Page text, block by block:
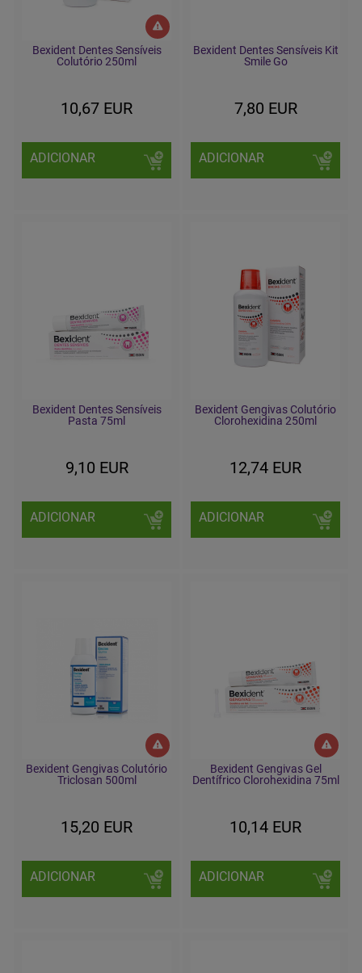
Bexident Dentes Sensíveis
Colutório 250ml
10,67 EUR
ADICIONAR
Bexident Dentes Sensíveis Kit
Smile Go
7,80 EUR
ADICIONAR
Bexident Dentes Sensíveis
Pasta 75ml
9,10 EUR
ADICIONAR
Bexident Gengivas Colutório
Clorohexidina 250ml
12,74 EUR
ADICIONAR
Bexident Gengivas Colutório
Triclosan 500ml
15,20 EUR
ADICIONAR
Bexident Gengivas Gel
Dentífrico Clorohexidina 75ml
10,14 EUR
ADICIONAR